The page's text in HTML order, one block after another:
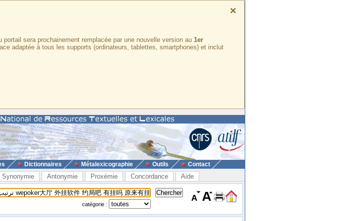
×
sera prochainement remplacée par une nouvelle version au 1er
adaptée à tous les supports (ordinateurs, tablettes, smartphones) et inclut
Dictionnaires Métalexicographie Outils Contact
Synonymie Antonymie Proxémie Concordance Aide
catégorie :